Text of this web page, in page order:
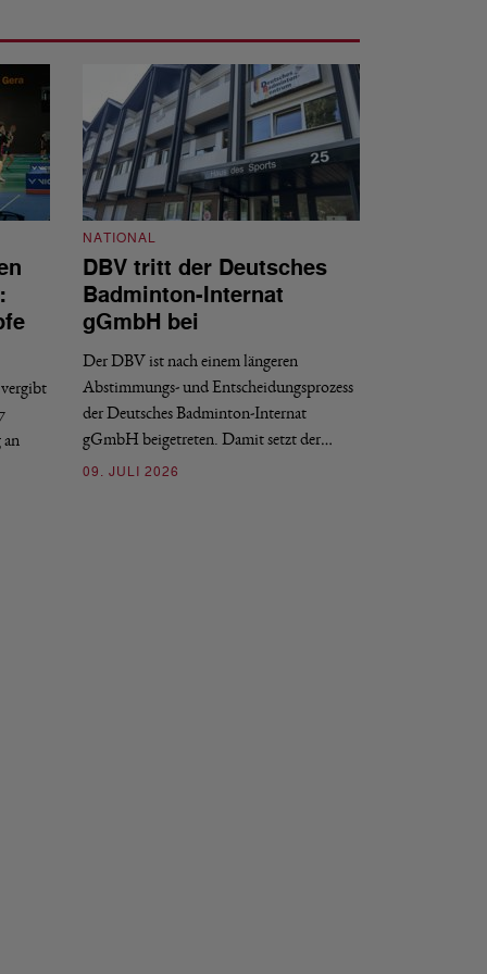
NATIONAL
DBV tritt der Deutsches
Badminton-Internat
gGmbH bei
Der DBV ist nach einem längeren
Abstimmungs- und Entscheidungsprozess
der Deutsches Badminton-Internat
gGmbH beigetreten. Damit setzt der…
09. JULI 2026